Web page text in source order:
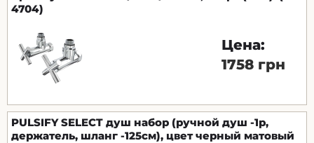
4704)
Цена:
1758 грн
PULSIFY SELECT душ набор (ручной душ -1р,
держатель, шланг -125см), цвет черный матовый